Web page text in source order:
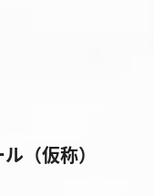
（仮称）